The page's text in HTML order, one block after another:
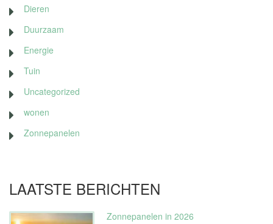
Dieren
Duurzaam
Energie
Tuin
Uncategorized
wonen
Zonnepanelen
LAATSTE BERICHTEN
Zonnepanelen in 2026